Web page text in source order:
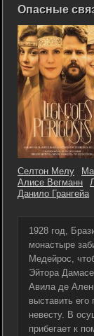
Опасные
Селтон Мелу
Алисе Вегманн
Данило Грангейа
1928 год,
монастыре
Медейрос,
Эйтора
Авила де
выставить
невесту. В
прибегает к